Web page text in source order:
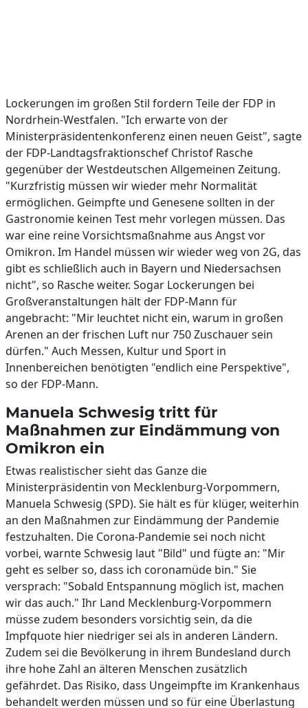
Lockerungen im großen Stil fordern Teile der FDP in
Nordrhein-Westfalen. "Ich erwarte von der
Ministerpräsidentenkonferenz einen neuen Geist", sagte
der FDP-Landtagsfraktionschef Christof Rasche
gegenüber der Westdeutschen Allgemeinen Zeitung.
"Kurzfristig müssen wir wieder mehr Normalität
ermöglichen. Geimpfte und Genesene sollten in der
Gastronomie keinen Test mehr vorlegen müssen. Das
war eine reine Vorsichtsmaßnahme aus Angst vor
Omikron. Im Handel müssen wir wieder weg von 2G, das
gibt es schließlich auch in Bayern und Niedersachsen
nicht", so Rasche weiter. Sogar Lockerungen bei
Großveranstaltungen hält der FDP-Mann für
angebracht: "Mir leuchtet nicht ein, warum in großen
Arenen an der frischen Luft nur 750 Zuschauer sein
dürfen." Auch Messen, Kultur und Sport in
Innenbereichen benötigten "endlich eine Perspektive",
so der FDP-Mann.
Manuela Schwesig tritt für
Maßnahmen zur Eindämmung von
Omikron ein
Etwas realistischer sieht das Ganze die
Ministerpräsidentin von Mecklenburg-Vorpommern,
Manuela Schwesig (SPD). Sie hält es für klüger, weiterhin
an den Maßnahmen zur Eindämmung der Pandemie
festzuhalten. Die Corona-Pandemie sei noch nicht
vorbei, warnte Schwesig laut "Bild" und fügte an: "Mir
geht es selber so, dass ich coronamüde bin." Sie
versprach: "Sobald Entspannung möglich ist, machen
wir das auch." Ihr Land Mecklenburg-Vorpommern
müsse zudem besonders vorsichtig sein, da die
Impfquote hier niedriger sei als in anderen Ländern.
Zudem sei die Bevölkerung in ihrem Bundesland durch
ihre hohe Zahl an älteren Menschen zusätzlich
gefährdet. Das Risiko, dass Ungeimpfte im Krankenhaus
behandelt werden müssen und so für eine Überlastung